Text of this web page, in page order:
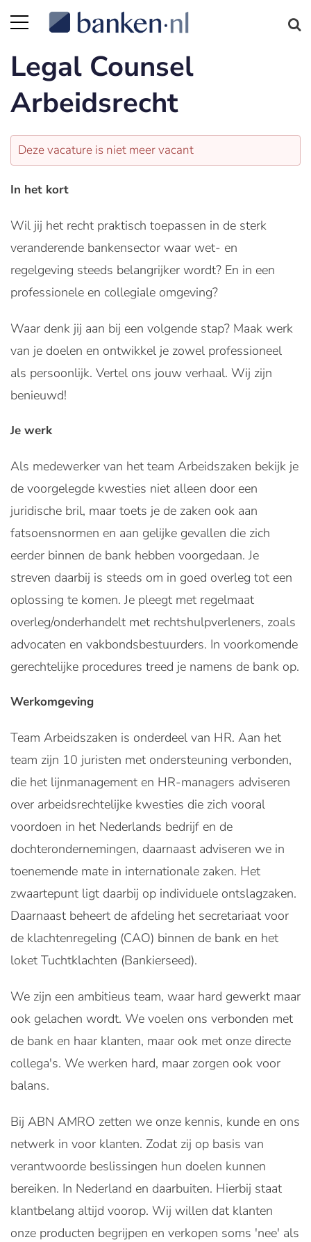
Legal Counsel
Arbeidsrecht
Deze vacature is niet meer vacant
In het kort
Wil jij het recht praktisch toepassen in de sterk
veranderende bankensector waar wet- en
regelgeving steeds belangrijker wordt? En in een
professionele en collegiale omgeving?
Waar denk jij aan bij een volgende stap? Maak werk
van je doelen en ontwikkel je zowel professioneel
als persoonlijk. Vertel ons jouw verhaal. Wij zijn
benieuwd!
Je werk
Als medewerker van het team Arbeidszaken bekijk je
de voorgelegde kwesties niet alleen door een
juridische bril, maar toets je de zaken ook aan
fatsoensnormen en aan gelijke gevallen die zich
eerder binnen de bank hebben voorgedaan. Je
streven daarbij is steeds om in goed overleg tot een
oplossing te komen. Je pleegt met regelmaat
overleg/onderhandelt met rechtshulpverleners, zoals
advocaten en vakbondsbestuurders. In voorkomende
gerechtelijke procedures treed je namens de bank op.
Werkomgeving
Team Arbeidszaken is onderdeel van HR. Aan het
team zijn 10 juristen met ondersteuning verbonden,
die het lijnmanagement en HR-managers adviseren
over arbeidsrechtelijke kwesties die zich vooral
voordoen in het Nederlands bedrijf en de
dochterondernemingen, daarnaast adviseren we in
toenemende mate in internationale zaken. Het
zwaartepunt ligt daarbij op individuele ontslagzaken.
Daarnaast beheert de afdeling het secretariaat voor
de klachtenregeling (CAO) binnen de bank en het
loket Tuchtklachten (Bankierseed).
We zijn een ambitieus team, waar hard gewerkt maar
ook gelachen wordt. We voelen ons verbonden met
de bank en haar klanten, maar ook met onze directe
collega's. We werken hard, maar zorgen ook voor
balans.
Bij ABN AMRO zetten we onze kennis, kunde en ons
netwerk in voor klanten. Zodat zij op basis van
verantwoorde beslissingen hun doelen kunnen
bereiken. In Nederland en daarbuiten. Hierbij staat
klantbelang altijd voorop. Wij willen dat klanten
onze producten begrijpen en verkopen soms 'nee' als